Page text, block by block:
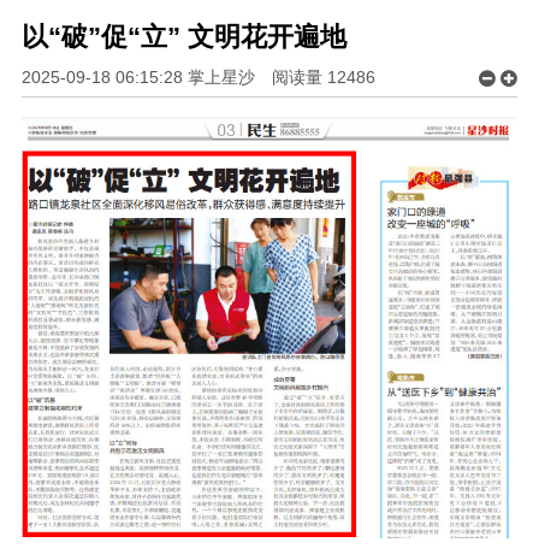
以“破”促“立” 文明花开遍地
2025-09-18 06:15:28 掌上星沙 阅读量 12486